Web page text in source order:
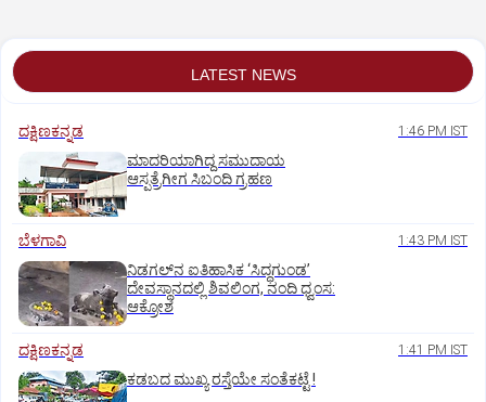
LATEST NEWS
ದಕ್ಷಿಣಕನ್ನಡ 1:46 PM IST
ಮಾದರಿಯಾಗಿದ್ದ ಸಮುದಾಯ
ಆಸ್ಪತ್ರೆಗೀಗ ಸಿಬಂದಿ ಗ್ರಹಣ
ಬೆಳಗಾವಿ 1:43 PM IST
ನಿಡಗಲ್‌ನ ಐತಿಹಾಸಿಕ ‘ಸಿದ್ಧಗುಂಡ’
ದೇವಸ್ಥಾನದಲ್ಲಿ ಶಿವಲಿಂಗ, ನಂದಿ ಧ್ವಂಸ:
ಆಕ್ರೋಶ
ದಕ್ಷಿಣಕನ್ನಡ 1:41 PM IST
ಕಡಬದ ಮುಖ್ಯ ರಸ್ತೆಯೇ ಸಂತೆಕಟ್ಟೆ !